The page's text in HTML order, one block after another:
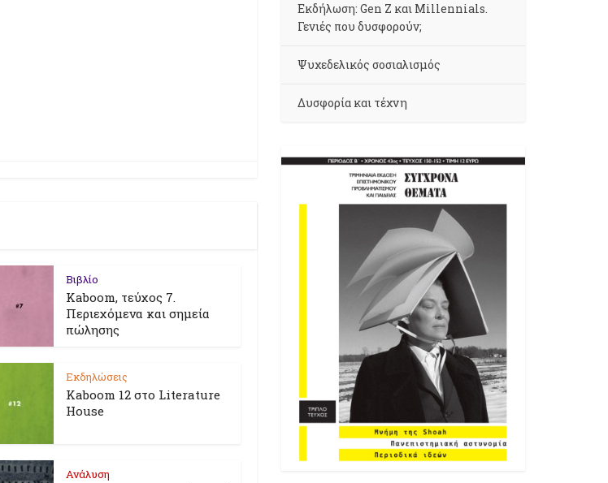
Βιβλίο
Kaboom, τεύχος 7.
Περιεχόμενα και σημεία
πώλησης
Εκδηλώσεις
Kaboom 12 στο Literature
House
Ανάλυση
Εκδήλωση: Gen Z και Millennials.
Γενιές που δυσφορούν;
Ψυχεδελικός σοσιαλισμός
Δυσφορία και τέχνη